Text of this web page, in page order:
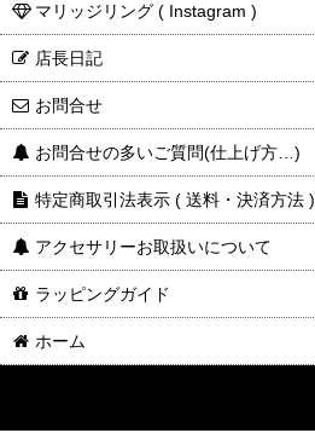
マリッジリング ( Instagram )
店長日記
お問合せ
お問合せの多いご質問(仕上げ方…)
特定商取引法表示 ( 送料・決済方法 )
アクセサリーお取扱いについて
ラッピングガイド
ホーム